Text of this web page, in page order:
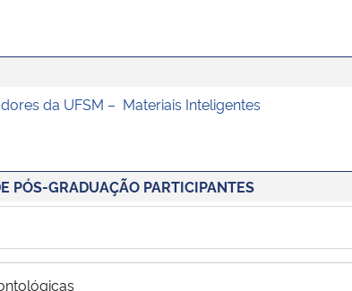
da UFSM – Materiais Inteligentes
PÓS-GRADUAÇÃO PARTICIPANTES